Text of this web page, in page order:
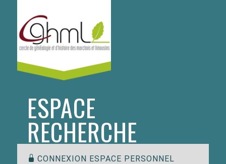
ESPACE
RECHERCHE
CONNEXION ESPACE PERSONNEL